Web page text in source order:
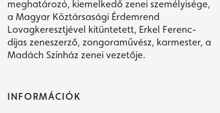
meghatározó, kiemelkedő zenei személyisége,
a Magyar Köztársasági Érdemrend
Lovagkeresztjével kitüntetett, Erkel Ferenc-
díjas zeneszerző, zongoraművész, karmester, a
Madách Színház zenei vezetője.
INFORMÁCIÓK